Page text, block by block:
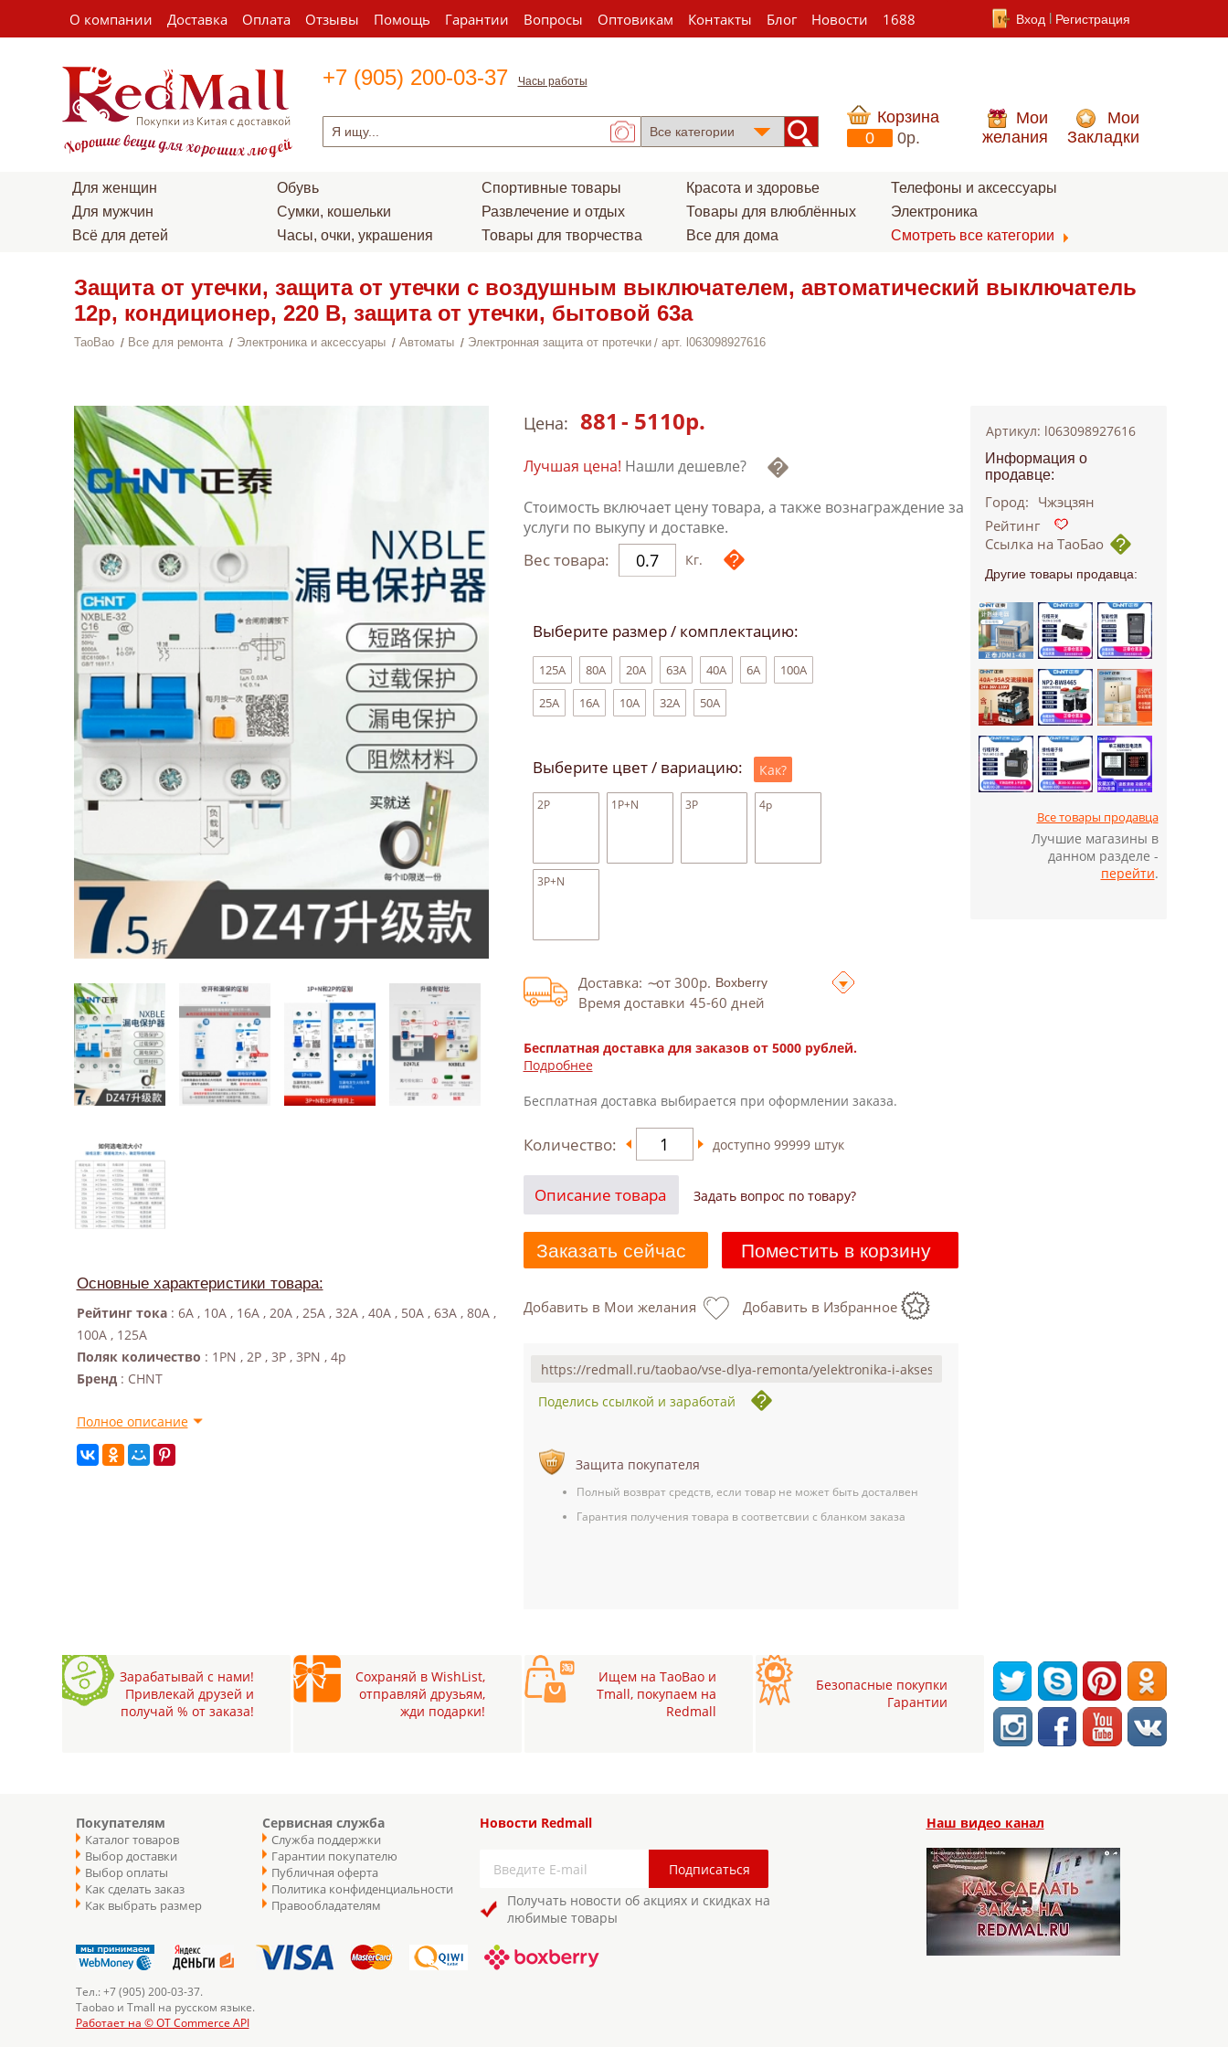
О компании Доставка Оплата Отзывы Помощь Гарантии Вопросы Оптовикам Контакты Блог Новости 1688 Вход Регистрация
+7 (905) 200-03-37 Часы работы
Корзина
0
0p.
Мои
желания
Мои
Закладки
Для женщин
Для мужчин
Всё для детей
Обувь
Сумки, кошельки
Часы, очки, украшения
Спортивные товары
Развлечение и отдых
Товары для творчества
Красота и здоровье
Товары для влюблённых
Все для дома
Телефоны и аксессуары
Электроника
Смотреть все категории
Защита от утечки, защита от утечки с воздушным выключателем, автоматический выключатель
12p, кондиционер, 220 В, защита от утечки, бытовой 63a
TaoBao Все для ремонта Электроника и аксессуары Автоматы Электронная защита от протечки арт. l063098927616
Основные характеристики товара:
Рейтинг тока : 6A , 10A , 16A , 20A , 25A , 32A , 40A , 50A , 63A , 80A ,
100A , 125A
Поляк количество : 1PN , 2P , 3P , 3PN , 4p
Бренд : CHNT
Полное описание
Цена: 881 - 5110р.
Лучшая цена! Нашли дешевле?
Стоимость включает цену товара, а также вознаграждение за
услуги по выкупу и доставке.
Вес товара: Кг.
Выберите размер / комплектацию:
125A 80A 20A 63A 40A 6A
100A
25A
16A 10A 32A 50A
Выберите цвет / вариацию: Как?
2P 1P+N 3P 4p
3P+N
Доставка: от 300р.
Время доставки 45-60 дней
Бесплатная доставка для заказов от 5000 рублей.
Подробнее
Бесплатная доставка выбирается при оформлении заказа.
Количество: доступно 99999штук
Описание товара Задать вопрос по товару?
Заказать сейчас Поместить в корзину
Добавить в Мои желания Добавить в Избранное
Поделись ссылкой и заработай
Защита покупателя
Полный возврат средств, если товар не может быть досталвен
Гарантия получения товара в соответсвии с бланком заказа
Артикул: l063098927616
Информация о
продавце:
Город: Чжэцзян
Рейтинг
Ссылка на ТаоБао
Другие товары продавца:
Все товары продавца
Лучшие магазины в
данном разделе -
перейти.
Зарабатывай с нами!
Привлекай друзей и
получай % от заказа!
Сохраняй в WishList,
отправляй друзьям,
жди подарки!
Ищем на TaoBao и
Tmall, покупаем на
Redmall
Безопасные покупки
Гарантии
Покупателям
Каталог товаров
Выбор доставки
Выбор оплаты
Как сделать заказ
Как выбрать размер
Сервисная служба
Служба поддержки
Гарантии покупателю
Публичная оферта
Политика конфиденциальности
Правообладателям
Новости Redmall
Получать новости об акциях и скидках на
любимые товары
Тел.: +7 (905) 200-03-37.
Taobao и Tmall на русском языке.
Работает на © OT Commerce API
Наш видео канал